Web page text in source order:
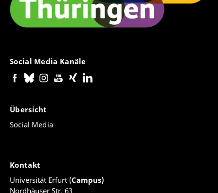
Social Media Kanäle
Übersicht
Social Media
Kontakt
Universität Erfurt (Campus)
Nordhäuser Str. 63